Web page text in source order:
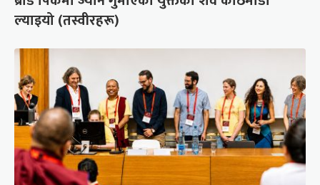
ल्याइयो (तस्वीरहरू)